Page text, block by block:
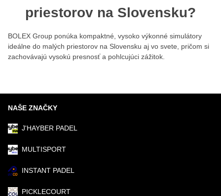
priestorov na Slovensku?
BOLEX Group ponúka kompaktné, vysoko výkonné simulátory
ideálne do malých priestorov na Slovensku aj vo svete, pričom si
zachovávajú vysokú presnosť a pohlcujúci zážitok.
NAŠE ZNAČKY
J'HAYBER PADEL
MULTISPORT
INSTANT PADEL
PICKLECOURT